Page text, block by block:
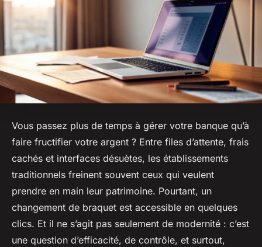
Vous passez plus de temps à gérer votre banque qu’à
faire fructifier votre argent ? Entre files d’attente, frais
cachés et interfaces désuètes, les établissements
traditionnels freinent souvent ceux qui veulent
prendre en main leur patrimoine. Pourtant, un
changement de braquet est accessible en quelques
clics. Et il ne s’agit pas seulement de modernité : c’est
une question d’efficacité, de contrôle, et surtout,